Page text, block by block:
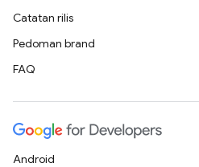
Catatan rilis
Pedoman brand
FAQ
Android